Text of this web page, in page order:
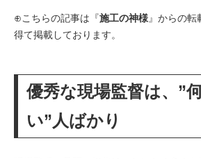
⊕こちらの記事は『施工の神様』からの転
得て掲載しております。
優秀な現場監督は、”
い”人ばかり